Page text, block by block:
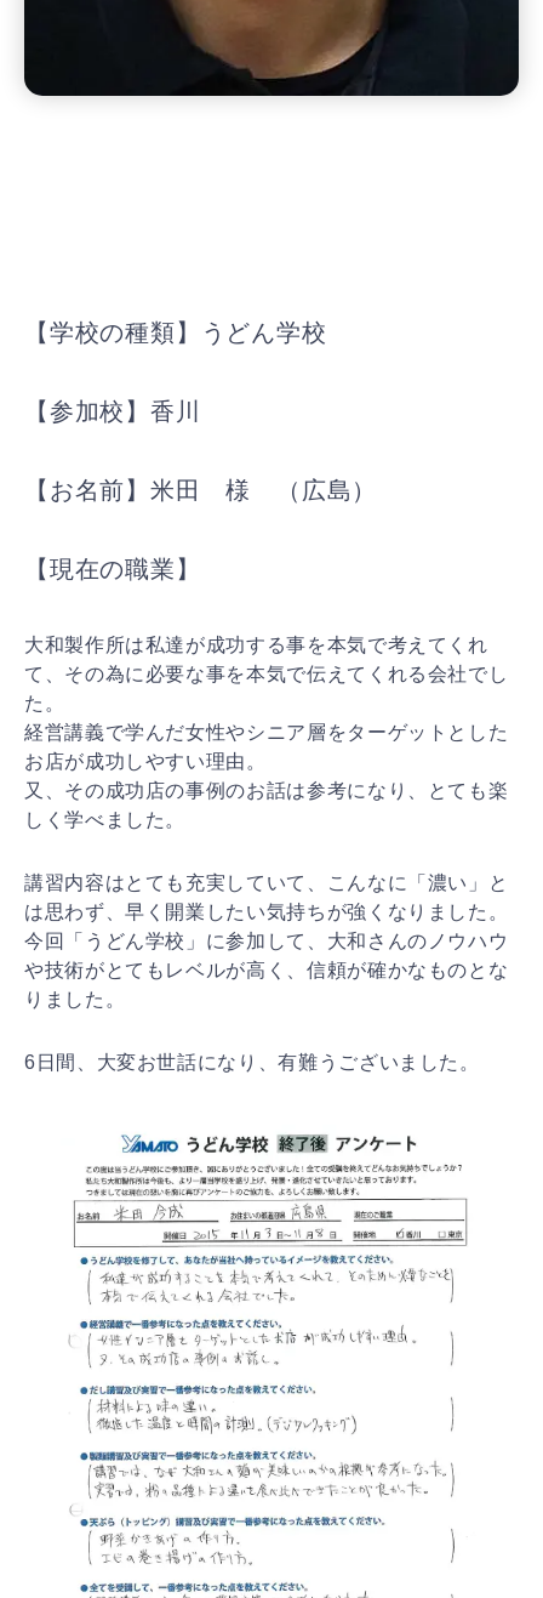
【学校の種類】うどん学校
【参加校】香川
【お名前】米田 様 （広島）
【現在の職業】
大和製作所は私達が成功する事を本気で考えてくれ
て、その為に必要な事を本気で伝えてくれる会社でし
た。
経営講義で学んだ女性やシニア層をターゲットとした
お店が成功しやすい理由。
又、その成功店の事例のお話は参考になり、とても楽
しく学べました。
講習内容はとても充実していて、こんなに「濃い」と
は思わず、早く開業したい気持ちが強くなりました。
今回「うどん学校」に参加して、大和さんのノウハウ
や技術がとてもレベルが高く、信頼が確かなものとな
りました。
6日間、大変お世話になり、有難うございました。